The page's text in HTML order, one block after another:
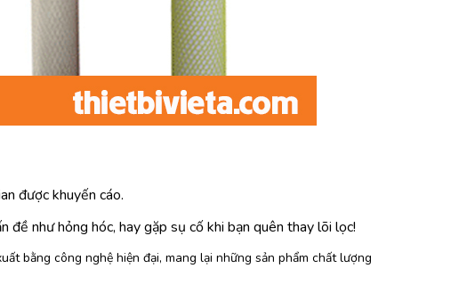
được khuyến cáo.
đề như hỏng hóc, hay gặp sụ cố khi bạn quên thay lõi lọc!
bằng công nghệ hiện đại, mang lại những sản phẩm chất lượng